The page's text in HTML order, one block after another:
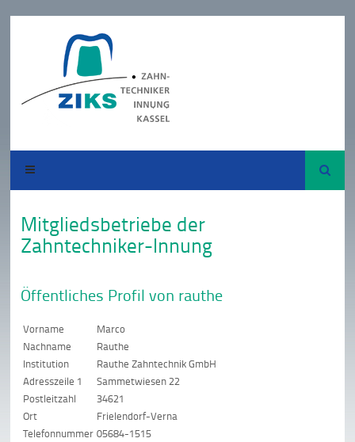
Suche
Mitgliedsbetriebe der
Zahntechniker-Innung
Öffentliches Profil von rauthe
Vorname
Marco
Nachname
Rauthe
Institution
Rauthe Zahntechnik GmbH
Adresszeile 1
Sammetwiesen 22
Postleitzahl
34621
Ort
Frielendorf-Verna
Telefonnummer 05684-1515